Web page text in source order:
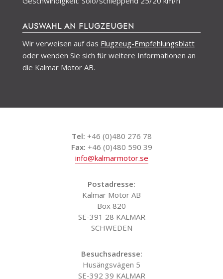
Zugkraft 80kN (je nach Ballast)
AUSWAHL AN FLUGZEUGEN
Wir verweisen auf dasFlugzeug-Empfehlungsblatt
oder wenden Sie sich für weitere Informationen an
Tel:+46 (0)480 276 78
Fax:+46 (0)480 590 39
Postadresse:
Kalmar Motor AB
Box 820
SE-391 28 KALMAR
Besuchsadresse: